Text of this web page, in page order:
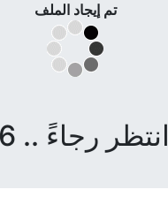
تم إيجاد الملف
انتظر رجاءً .. 26